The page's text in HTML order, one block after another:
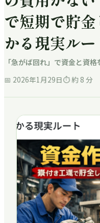
で短期で貯
かる現実ルー
「急がば回れ」で資金と資
📅 2026年1月29日⏱ 約 8 分